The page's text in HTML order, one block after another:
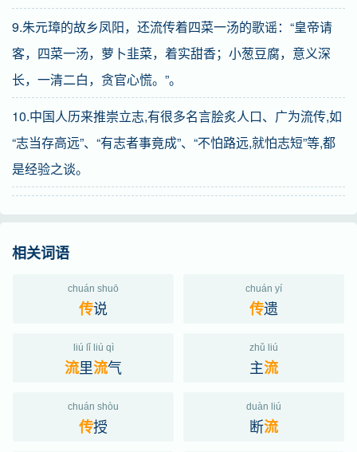
9.朱元璋的故乡凤阳，还流传着四菜一汤的歌谣：“皇帝请
客，四菜一汤，萝卜韭菜，着实甜香；小葱豆腐，意义深
长，一清二白，贪官心慌。”。
10.中国人历来推崇立志,有很多名言脍炙人口、广为流传,如
“志当存高远”、“有志者事竟成”、“不怕路远,就怕志短”等,都
是经验之谈。
相关词语
chuán shuō
传说
chuán yí
传遗
liú lǐ liú qì
流里流气
zhǔ liú
主流
chuán shòu
传授
duàn liú
断流